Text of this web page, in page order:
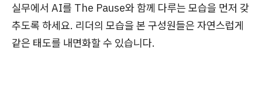
실무에서 AI를 The Pause와 함께 다루는 모습을 먼저 갖
추도록 하세요. 리더의 모습을 본 구성원들은 자연스럽게
같은 태도를 내면화할 수 있습니다.